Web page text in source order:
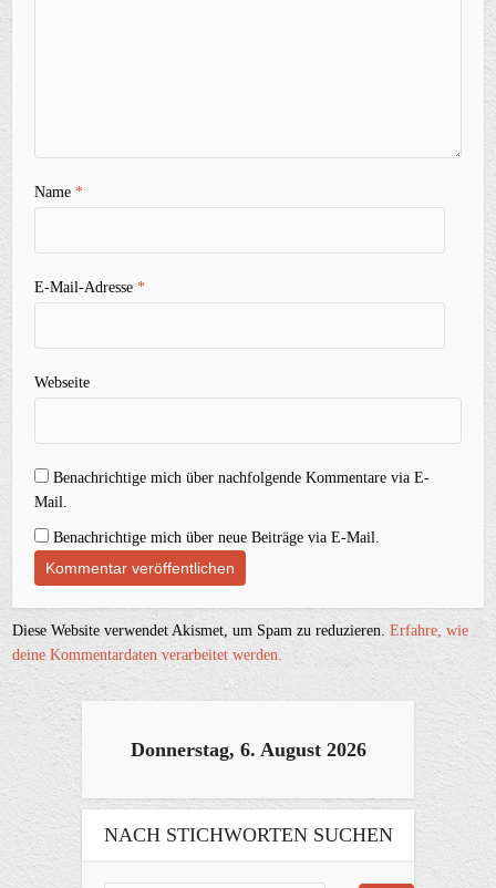
Name*
E-Mail-Adresse*
Webseite
Benachrichtige mich über nachfolgende Kommentare via E-
Mail.
Benachrichtige mich über neue Beiträge via E-Mail.
Diese Website verwendet Akismet, um Spam zu reduzieren.Erfahre, wie
deine Kommentardaten verarbeitet werden.
Donnerstag, 6. August 2026
NACH STICHWORTEN SUCHEN